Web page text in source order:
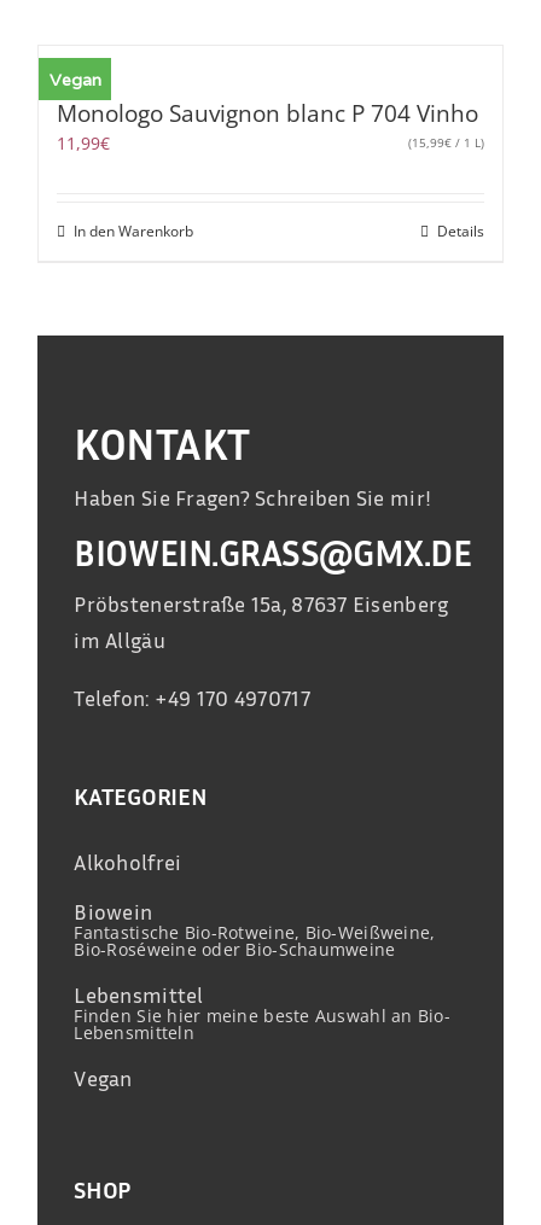
Vegan
Monologo Sauvignon blanc P 704 Vinho
11,99€ (15,99€/ 1 L)
In den Warenkorb Details
KONTAKT
Haben Sie Fragen? Schreiben Sie mir!
BIOWEIN.GRASS@GMX.DE
Pröbstenerstraße 15a, 87637 Eisenberg
im Allgäu
Telefon: +49 170 4970717
KATEGORIEN
Alkoholfrei
Biowein
Fantastische Bio-Rotweine, Bio-Weißweine,
Bio-Roséweine oder Bio-Schaumweine
Lebensmittel
Finden Sie hier meine beste Auswahl an Bio-
Lebensmitteln
Vegan
SHOP